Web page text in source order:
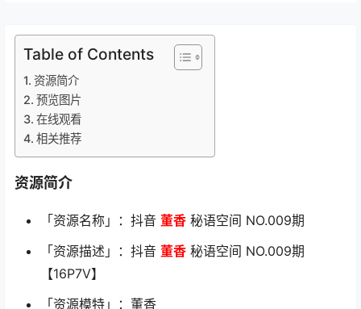
Table of Contents
资源简介
预览图片
在线观看
相关推荐
资源简介
「资源名称」：抖音 董香 秘语空间 NO.009期
「资源描述」：抖音 董香 秘语空间 NO.009期
【16P7V】
「资源模特」：董香